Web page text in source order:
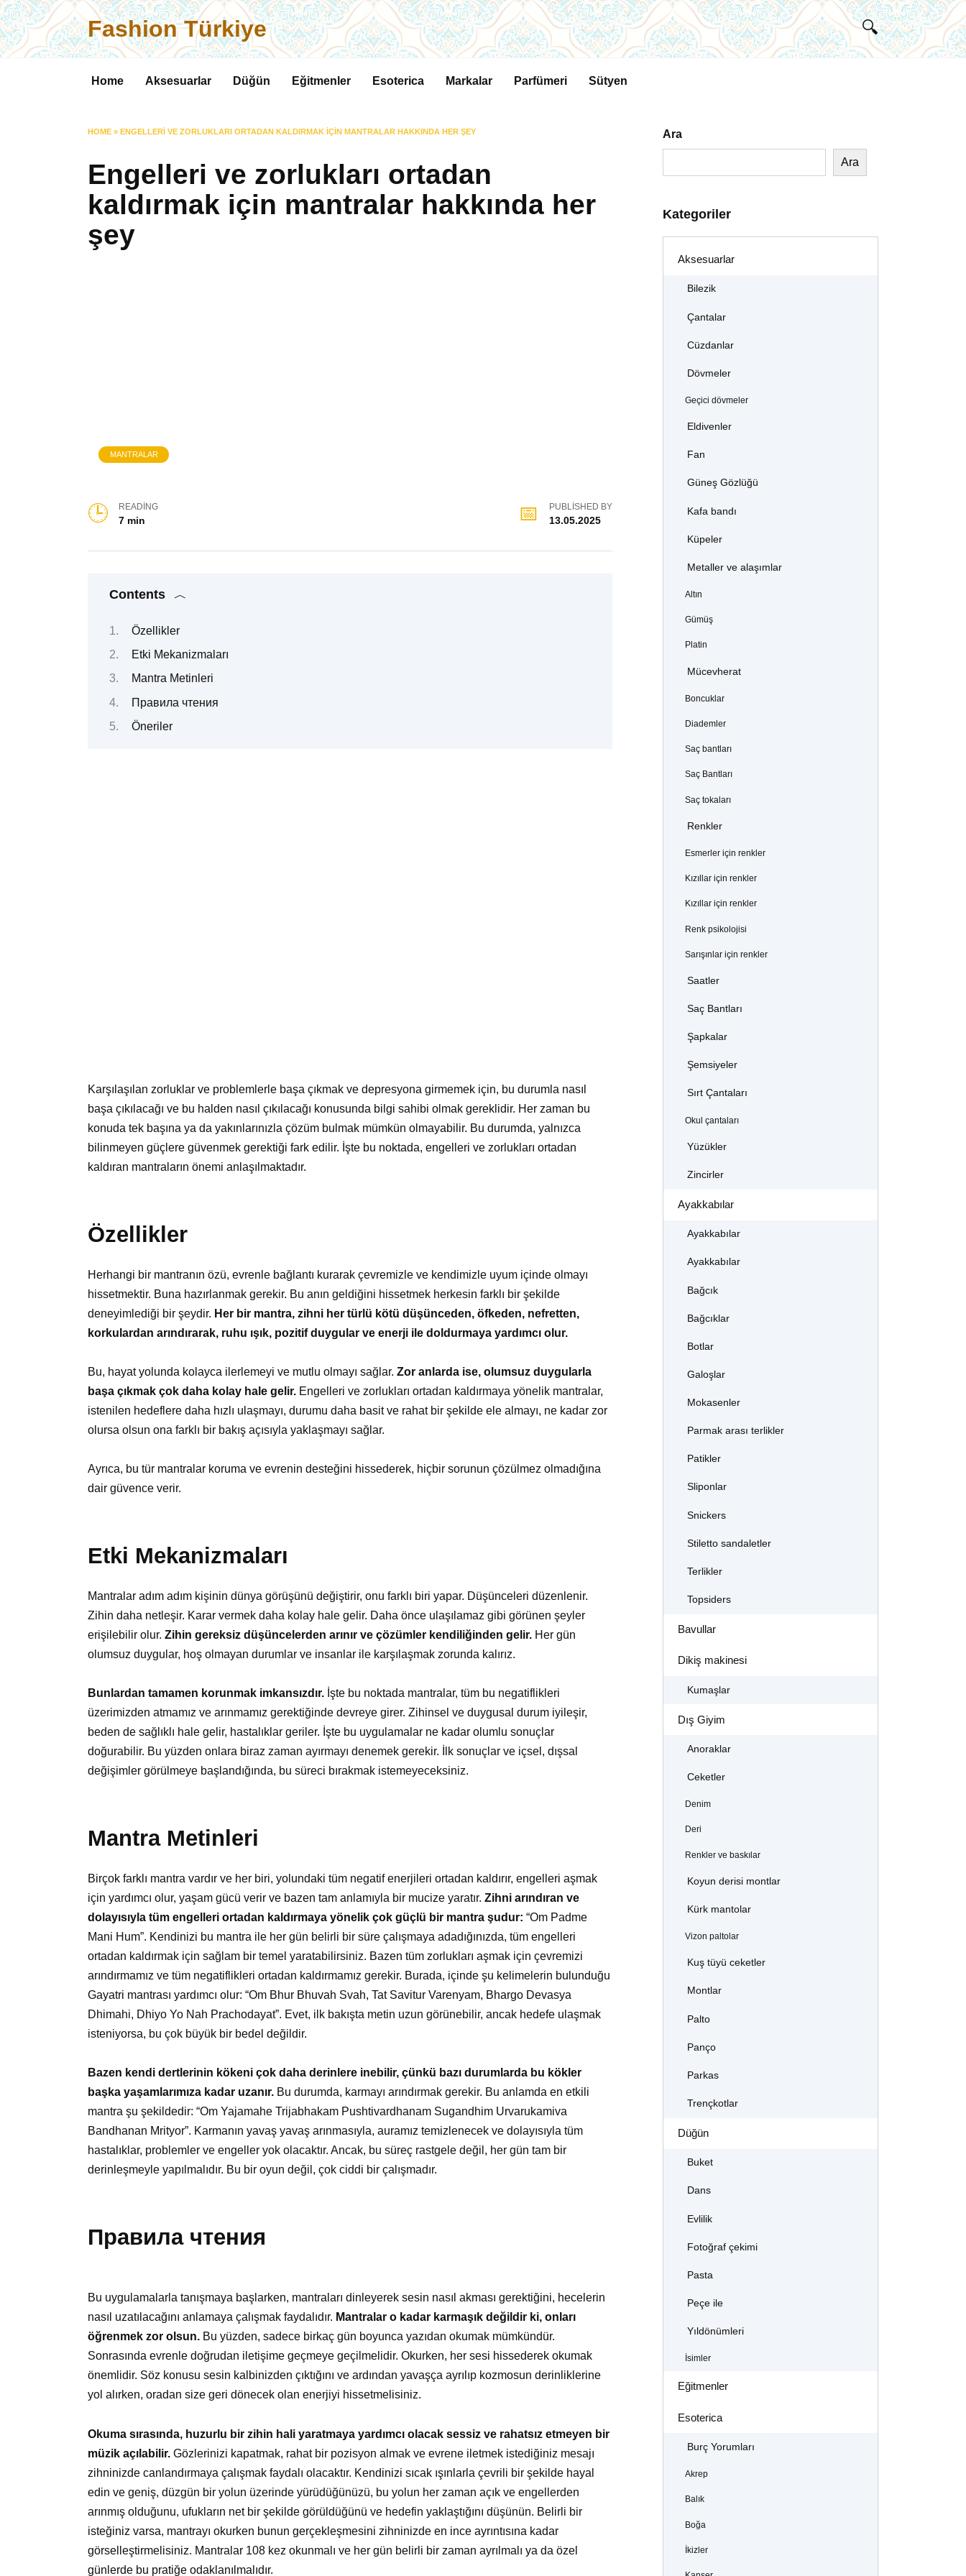
Skip
to
content
Fashion Türkiye
Home Aksesuarlar Düğün Eğitmenler Esoterica Markalar Parfümeri Sütyen
HOME » ENGELLERI VE ZORLUKLARI ORTADAN KALDIRMAK IÇIN MANTRALAR HAKKINDA HER ŞEY
Engelleri ve zorlukları ortadan
kaldırmak için mantralar hakkında her
şey
MANTRALAR
READING
7 min
PUBLISHED BY
13.05.2025
Contents
Özellikler
Etki Mekanizmaları
Mantra Metinleri
Правила чтения
Öneriler
Karşılaşılan zorluklar ve problemlerle başa çıkmak ve depresyona girmemek için, bu durumla nasıl
başa çıkılacağı ve bu halden nasıl çıkılacağı konusunda bilgi sahibi olmak gereklidir. Her zaman bu
konuda tek başına ya da yakınlarınızla çözüm bulmak mümkün olmayabilir. Bu durumda, yalnızca
bilinmeyen güçlere güvenmek gerektiği fark edilir. İşte bu noktada, engelleri ve zorlukları ortadan
kaldıran mantraların önemi anlaşılmaktadır.
Özellikler
Herhangi bir mantranın özü, evrenle bağlantı kurarak çevremizle ve kendimizle uyum içinde olmayı
hissetmektir. Buna hazırlanmak gerekir. Bu anın geldiğini hissetmek herkesin farklı bir şekilde
deneyimlediği bir şeydir. Her bir mantra, zihni her türlü kötü düşünceden, öfkeden, nefretten,
korkulardan arındırarak, ruhu ışık, pozitif duygular ve enerji ile doldurmaya yardımcı olur.
Bu, hayat yolunda kolayca ilerlemeyi ve mutlu olmayı sağlar. Zor anlarda ise, olumsuz duygularla
başa çıkmak çok daha kolay hale gelir. Engelleri ve zorlukları ortadan kaldırmaya yönelik mantralar,
istenilen hedeflere daha hızlı ulaşmayı, durumu daha basit ve rahat bir şekilde ele almayı, ne kadar zor
olursa olsun ona farklı bir bakış açısıyla yaklaşmayı sağlar.
Ayrıca, bu tür mantralar koruma ve evrenin desteğini hissederek, hiçbir sorunun çözülmez olmadığına
dair güvence verir.
Etki Mekanizmaları
Mantralar adım adım kişinin dünya görüşünü değiştirir, onu farklı biri yapar. Düşünceleri düzenlenir.
Zihin daha netleşir. Karar vermek daha kolay hale gelir. Daha önce ulaşılamaz gibi görünen şeyler
erişilebilir olur. Zihin gereksiz düşüncelerden arınır ve çözümler kendiliğinden gelir. Her gün
olumsuz duygular, hoş olmayan durumlar ve insanlar ile karşılaşmak zorunda kalırız.
Bunlardan tamamen korunmak imkansızdır. İşte bu noktada mantralar, tüm bu negatiflikleri
üzerimizden atmamız ve arınmamız gerektiğinde devreye girer. Zihinsel ve duygusal durum iyileşir,
beden de sağlıklı hale gelir, hastalıklar geriler. İşte bu uygulamalar ne kadar olumlu sonuçlar
doğurabilir. Bu yüzden onlara biraz zaman ayırmayı denemek gerekir. İlk sonuçlar ve içsel, dışsal
değişimler görülmeye başlandığında, bu süreci bırakmak istemeyeceksiniz.
Mantra Metinleri
Birçok farklı mantra vardır ve her biri, yolundaki tüm negatif enerjileri ortadan kaldırır, engelleri aşmak
için yardımcı olur, yaşam gücü verir ve bazen tam anlamıyla bir mucize yaratır. Zihni arındıran ve
dolayısıyla tüm engelleri ortadan kaldırmaya yönelik çok güçlü bir mantra şudur: “Om Padme
Mani Hum”. Kendinizi bu mantra ile her gün belirli bir süre çalışmaya adadığınızda, tüm engelleri
ortadan kaldırmak için sağlam bir temel yaratabilirsiniz. Bazen tüm zorlukları aşmak için çevremizi
arındırmamız ve tüm negatiflikleri ortadan kaldırmamız gerekir. Burada, içinde şu kelimelerin bulunduğu
Gayatri mantrası yardımcı olur: “Om Bhur Bhuvah Svah, Tat Savitur Varenyam, Bhargo Devasya
Dhimahi, Dhiyo Yo Nah Prachodayat”. Evet, ilk bakışta metin uzun görünebilir, ancak hedefe ulaşmak
isteniyorsa, bu çok büyük bir bedel değildir.
Bazen kendi dertlerinin kökeni çok daha derinlere inebilir, çünkü bazı durumlarda bu kökler
başka yaşamlarımıza kadar uzanır. Bu durumda, karmayı arındırmak gerekir. Bu anlamda en etkili
mantra şu şekildedir: “Om Yajamahe Trijabhakam Pushtivardhanam Sugandhim Urvarukamiva
Bandhanan Mrityor”. Karmanın yavaş yavaş arınmasıyla, auramız temizlenecek ve dolayısıyla tüm
hastalıklar, problemler ve engeller yok olacaktır. Ancak, bu süreç rastgele değil, her gün tam bir
derinleşmeyle yapılmalıdır. Bu bir oyun değil, çok ciddi bir çalışmadır.
Правила чтения
Bu uygulamalarla tanışmaya başlarken, mantraları dinleyerek sesin nasıl akması gerektiğini, hecelerin
nasıl uzatılacağını anlamaya çalışmak faydalıdır. Mantralar o kadar karmaşık değildir ki, onları
öğrenmek zor olsun. Bu yüzden, sadece birkaç gün boyunca yazıdan okumak mümkündür.
Sonrasında evrenle doğrudan iletişime geçmeye geçilmelidir. Okurken, her sesi hissederek okumak
önemlidir. Söz konusu sesin kalbinizden çıktığını ve ardından yavaşça ayrılıp kozmosun derinliklerine
yol alırken, oradan size geri dönecek olan enerjiyi hissetmelisiniz.
Okuma sırasında, huzurlu bir zihin hali yaratmaya yardımcı olacak sessiz ve rahatsız etmeyen bir
müzik açılabilir. Gözlerinizi kapatmak, rahat bir pozisyon almak ve evrene iletmek istediğiniz mesajı
zihninizde canlandırmaya çalışmak faydalı olacaktır. Kendinizi sıcak ışınlarla çevrili bir şekilde hayal
edin ve geniş, düzgün bir yolun üzerinde yürüdüğünüzü, bu yolun her zaman açık ve engellerden
arınmış olduğunu, ufukların net bir şekilde görüldüğünü ve hedefin yaklaştığını düşünün. Belirli bir
isteğiniz varsa, mantrayı okurken bunun gerçekleşmesini zihninizde en ince ayrıntısına kadar
görselleştirmelisiniz. Mantralar 108 kez okunmalı ve her gün belirli bir zaman ayrılmalı ya da özel
günlerde bu pratiğe odaklanılmalıdır.
Ara
Ara
Kategoriler
Aksesuarlar
Bilezik
Çantalar
Cüzdanlar
Dövmeler
Geçici dövmeler
Eldivenler
Fan
Güneş Gözlüğü
Kafa bandı
Küpeler
Metaller ve alaşımlar
Altın
Gümüş
Platin
Mücevherat
Boncuklar
Diademler
Saç bantları
Saç Bantları
Saç tokaları
Renkler
Esmerler için renkler
Kızıllar için renkler
Kızıllar için renkler
Renk psikolojisi
Sarışınlar için renkler
Saatler
Saç Bantları
Şapkalar
Şemsiyeler
Sırt Çantaları
Okul çantaları
Yüzükler
Zincirler
Ayakkabılar
Ayakkabılar
Ayakkabılar
Bağcık
Bağcıklar
Botlar
Galoşlar
Mokasenler
Parmak arası terlikler
Patikler
Sliponlar
Snickers
Stiletto sandaletler
Terlikler
Topsiders
Bavullar
Dikiş makinesi
Kumaşlar
Dış Giyim
Anoraklar
Ceketler
Denim
Deri
Renkler ve baskılar
Koyun derisi montlar
Kürk mantolar
Vizon paltolar
Kuş tüyü ceketler
Montlar
Palto
Panço
Parkas
Trençkotlar
Düğün
Buket
Dans
Evlilik
Fotoğraf çekimi
Pasta
Peçe ile
Yıldönümleri
İsimler
Eğitmenler
Esoterica
Burç Yorumları
Akrep
Balık
Boğa
İkizler